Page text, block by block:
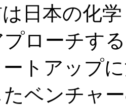
日本の化
ローチす
ートアップ
ベンチャ